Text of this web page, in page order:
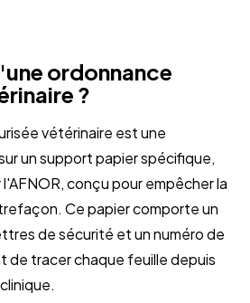
ordonnance
?
vétérinaire est une
un support papier spécifique,
conçu pour empêcher la
Ce papier comporte un
de sécurité et un numéro de
de tracer chaque feuille depuis